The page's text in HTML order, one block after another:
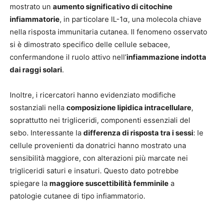
mostrato un aumento significativo di citochine
infiammatorie, in particolare IL-1α, una molecola chiave
nella risposta immunitaria cutanea. Il fenomeno osservato
si è dimostrato specifico delle cellule sebacee,
confermandone il ruolo attivo nell’infiammazione indotta
dai raggi solari.
Inoltre, i ricercatori hanno evidenziato modifiche
sostanziali nella composizione lipidica intracellulare,
soprattutto nei trigliceridi, componenti essenziali del
sebo. Interessante la differenza di risposta tra i sessi: le
cellule provenienti da donatrici hanno mostrato una
sensibilità maggiore, con alterazioni più marcate nei
trigliceridi saturi e insaturi. Questo dato potrebbe
spiegare la maggiore suscettibilità femminile a
patologie cutanee di tipo infiammatorio.